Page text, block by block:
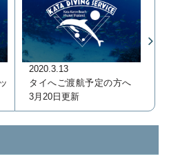
2020.3.13
タイへご渡航予定の方へ
3月20日更新